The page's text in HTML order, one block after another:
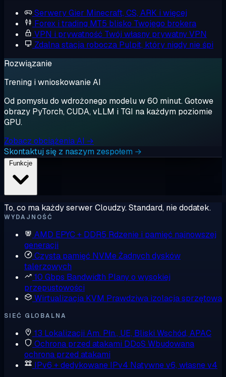
Serwery Gier Minecraft, CS, ARK i więcej
Forex i trading MT5 blisko Twojego brokera
VPN i prywatność Twój własny prywatny VPN
Zdalna stacja robocza Pulpit, który nigdy nie śpi
Rozwiązanie
Trening i wnioskowanie AI
Od pomysłu do wdrożonego modelu w 60 minut. Gotowe
obrazy PyTorch, CUDA, vLLM i TGI na każdym poziomie
GPU.
Zobacz obciążenia AI →
Skontaktuj się z naszym zespołem →
To, co ma każdy serwer Cloudzy. Standard, nie dodatek.
WYDAJNOŚĆ
AMD EPYC + DDR5 Rdzenie i pamięć najnowszej
generacji
Czysta pamięć NVMeŻadnych dysków
talerzowych
10 Gbps Bandwidth Plany o wysokiej
przepustowości
Wirtualizacja KVM Prawdziwa izolacja sprzętowa
SIEĆ GLOBALNA
13 Lokalizacji Am. Płn., UE, Bliski Wschód, APAC
Ochrona przed atakami DDoS Wbudowana
ochrona przed atakami
IPv6 + dedykowane IPv4 Natywne v6, własne v4